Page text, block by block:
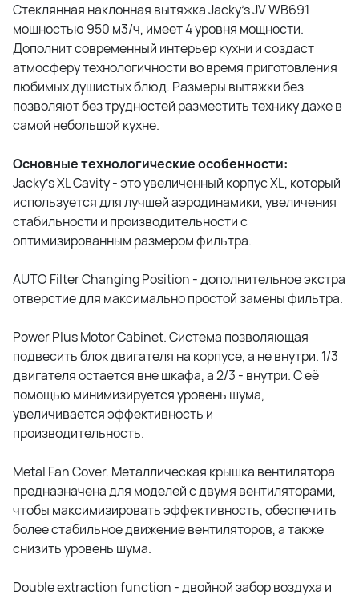
Стеклянная наклонная вытяжка Jacky's JV WB691
мощностью 950 м3/ч, имеет 4 уровня мощности.
Дополнит современный интерьер кухни и создаст
атмосферу технологичности во время приготовления
любимых душистых блюд. Размеры вытяжки без
позволяют без трудностей разместить технику даже в
самой небольшой кухне.
Основные технологические особенности:
Jacky's XL Cavity - это увеличенный корпус XL, который
используется для лучшей аэродинамики, увеличения
стабильности и производительности с
оптимизированным размером фильтра.
AUTO Filter Changing Position - дополнительное экстра
отверстие для максимально простой замены фильтра.
Power Plus Motor Cabinet. Система позволяющая
подвесить блок двигателя на корпусе, а не внутри. 1/3
двигателя остается вне шкафа, а 2/3 - внутри. С её
помощью минимизируется уровень шума,
увеличивается эффективность и
производительность.
Metal Fan Cover. Металлическая крышка вентилятора
предназначена для моделей с двумя вентиляторами,
чтобы максимизировать эффективность, обеспечить
более стабильное движение вентиляторов, а также
снизить уровень шума.
Double extraction function - двойной забор воздуха и